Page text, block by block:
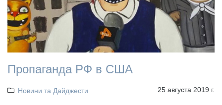
Пропаганда РФ в США
Новини та Дайджести 25 августа 2019 г.